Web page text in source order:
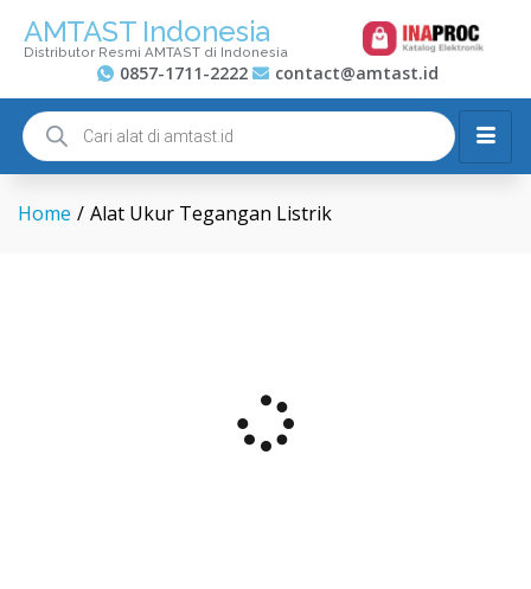
AMTAST Indonesia
Distributor Resmi AMTAST di Indonesia
0857-1711-2222 contact@amtast.id
Home / Alat Ukur Tegangan Listrik